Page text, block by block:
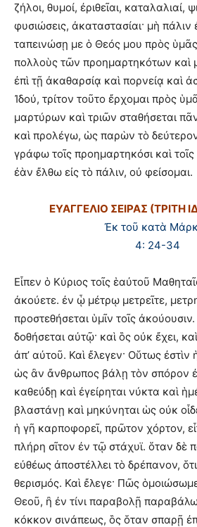
ζήλοι, θυμοί, ἐριθεῖαι, καταλαλιαί,
φυσιώσεις, ἀκαταστασίαι· μὴ πάλιν
ταπεινώσῃ με ὁ Θεός μου πρὸς
πολλοὺς τῶν προημαρτηκότων καὶ
ἐπὶ τῇ ἀκαθαρσίᾳ καὶ πορνείᾳ καὶ
Ἰδού, τρίτον τοῦτο ἔρχομαι πρὸς
μαρτύρων καὶ τριῶν σταθήσεται
καὶ προλέγω, ὡς παρὼν τὸ
γράφω τοῖς προημαρτηκόσι καὶ τοῖς
ἐὰν ἔλθω εἰς τὸ πάλιν, οὐ φείσομαι.
ΕΥΑΓΓΕΛΙΟ ΣΕΙΡΑΣ (ΤΡΙΤΗ
Ἐκ τοῦ κατὰ
4: 24-34
Εἶπεν ὁ Κύριος τοῖς ἑαὐτοῦ
ἀκούετε. ἐν ᾧ μέτρῳ μετρεῖτε,
προστεθήσεται ὑμῖν τοῖς
δοθήσεται αὐτῷ· καὶ ὃς οὐκ ἔχει,
ἀπ’ αὐτοῦ. Καὶ ἔλεγεν· Οὕτως ἐστὶν
ὡς ἂν ἄνθρωπος βάλῃ τὸν σπόρον
καθεύδῃ καὶ ἐγείρηται νύκτα καὶ
βλαστάνῃ καὶ μηκύνηται ὡς οὐκ
ἡ γῆ καρποφορεῖ, πρῶτον χόρτον,
πλήρη σῖτον ἐν τῷ στάχυϊ. ὅταν δὲ
εὐθέως ἀποστέλλει τὸ δρέπανον,
θερισμός. Καὶ ἔλεγε· Πῶς
Θεοῦ, ἢ ἐν τίνι παραβολῇ
κόκκον σινάπεως, ὃς ὅταν σπαρῇ